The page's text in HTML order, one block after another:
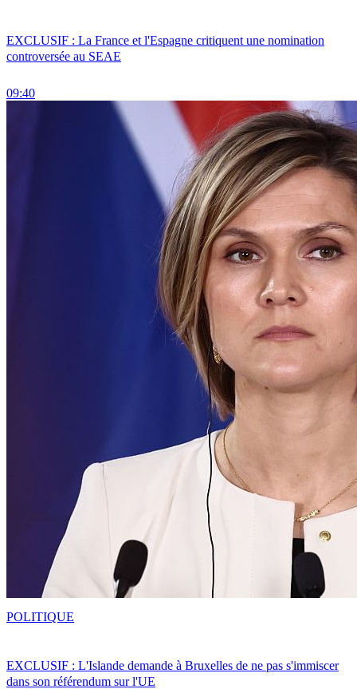
EXCLUSIF : La France et l'Espagne critiquent une nomination
controversée au SEAE
09:40
EXCLUSIF : L'Islande demande à Bruxelles de ne pas s'immiscer
dans son référendum sur l'UE
POLITIQUE